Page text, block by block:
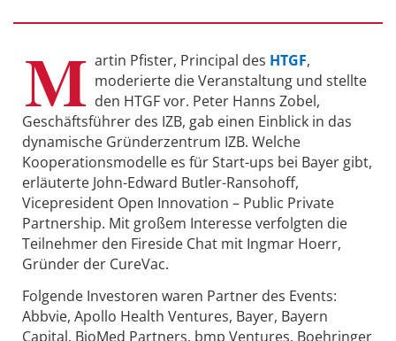
M artin Pfister, Principal des HTGF,
moderierte die Veranstaltung und stellte
den HTGF vor. Peter Hanns Zobel,
Geschäftsführer des IZB, gab einen Einblick in das
dynamische Gründerzentrum IZB. Welche
Kooperationsmodelle es für Start-ups bei Bayer gibt,
erläuterte John-Edward Butler-Ransohoff,
Vicepresident Open Innovation – Public Private
Partnership. Mit großem Interesse verfolgten die
Teilnehmer den Fireside Chat mit Ingmar Hoerr,
Gründer der CureVac.
Folgende Investoren waren Partner des Events:
Abbvie, Apollo Health Ventures, Bayer, Bayern
Capital, BioMed Partners, bmp Ventures, Boehringer